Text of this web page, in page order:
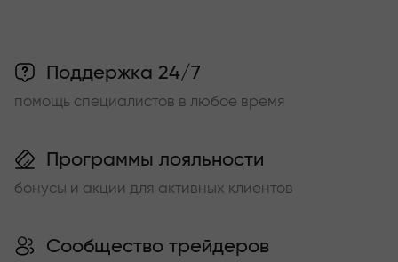
Поддержка 24/7
помощь специалистов в любое время
Программы лояльности
бонусы и акции для активных клиентов
Сообщество трейдеров